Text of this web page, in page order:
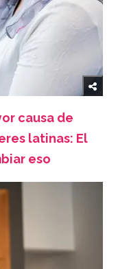
causa de
latinas: El
eso